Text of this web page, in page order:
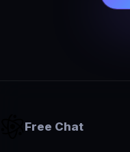
Free Chat